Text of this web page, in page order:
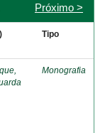
Próximo >
Tipo
Monografia